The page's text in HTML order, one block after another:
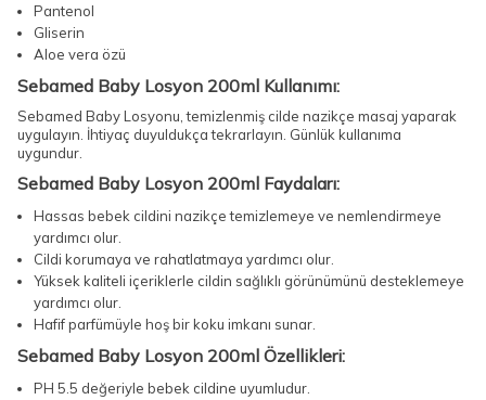
Pantenol
Gliserin
Aloe vera özü
Sebamed Baby Losyon 200ml Kullanımı:
Sebamed Baby Losyonu, temizlenmiş cilde nazikçe masaj yaparak
uygulayın. İhtiyaç duyuldukça tekrarlayın. Günlük kullanıma
uygundur.
Sebamed Baby Losyon 200ml Faydaları:
Hassas bebek cildini nazikçe temizlemeye ve nemlendirmeye
yardımcı olur.
Cildi korumaya ve rahatlatmaya yardımcı olur.
Yüksek kaliteli içeriklerle cildin sağlıklı görünümünü desteklemeye
yardımcı olur.
Hafif parfümüyle hoş bir koku imkanı sunar.
Sebamed Baby Losyon 200ml Özellikleri:
PH 5.5 değeriyle bebek cildine uyumludur.